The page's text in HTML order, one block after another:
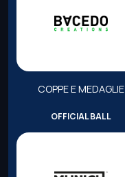
COPPE E MEDAGLIE
OFFICIAL BALL